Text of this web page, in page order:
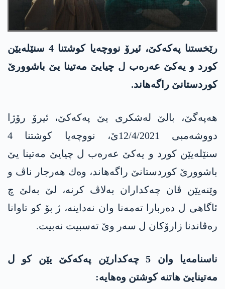
رێخستنا په‌كه‌كێ، ئیرۆ نووچه‌یا كوشتنا 4 سنێله‌یێن
كورد و یه‌كێ عه‌ره‌ب ل چیایێ مه‌تینا یێ باشوورێ
كوردستانێ راگه‌هاند.
هه‌په‌گێ، بالێ له‌شكری یێ په‌كه‌كێ، ئیرۆ رۆژا
دووشه‌مبی 12/4/2021ێ، نووچه‌یا كوشتنا 4
سنێله‌یێن كورد و یه‌كێ عه‌ره‌ب ل چیایێ مه‌تینا یێ
باشوورێ كوردستانێ راگه‌هاند، وه‌ك هه‌رجار ناڤ و
وێنه‌یێن ڤان چه‌كداران به‌لاڤ كرنه‌، لێ به‌لێ چ
ئاگاهی ل ده‌ربارا ته‌مه‌نا وان نه‌داینه‌، ژ بۆ كو تاوانا
ره‌ڤاندنا زارۆكان ل سه‌ر وێ ته‌سبیت نه‌بیت.
ناسنامەیا وان 5 چه‌كدارێن په‌كه‌كێ یێن كو ل
مه‌تینایێ هاتنه‌ كوشتن وه‌هایه‌: